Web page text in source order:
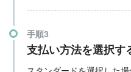
手順3
支払い方法を選択す